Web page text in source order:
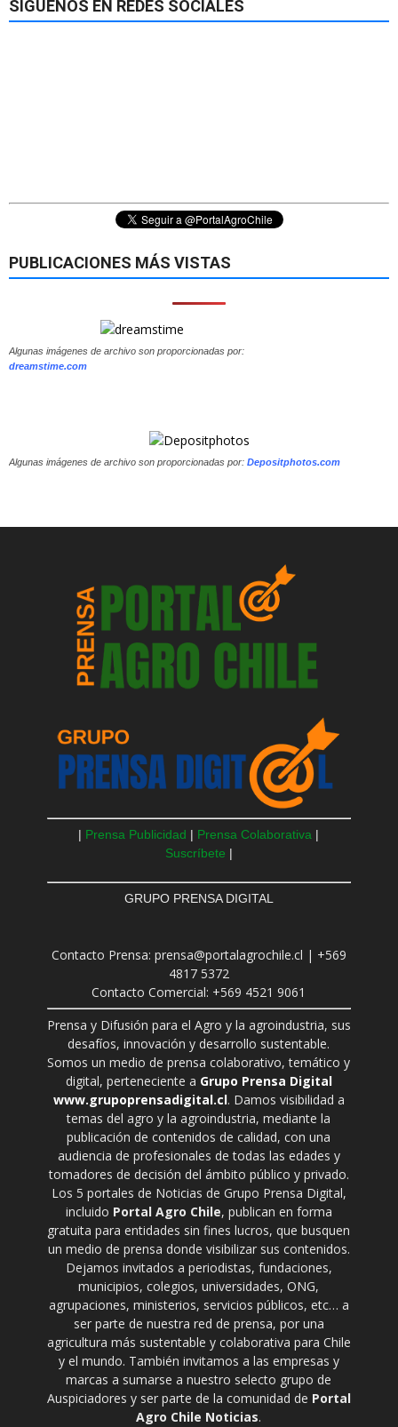
SÍGUENOS EN REDES SOCIALES
PUBLICACIONES MÁS VISTAS
Algunas imágenes de archivo son proporcionadas por:
dreamstime.com
Algunas imágenes de archivo son proporcionadas por: Depositphotos.com
| Prensa Publicidad | Prensa Colaborativa |
Suscríbete |
GRUPO PRENSA DIGITAL
Contacto Prensa: prensa@portalagrochile.cl | +569
4817 5372
Contacto Comercial: +569 4521 9061
Prensa y Difusión para el Agro y la agroindustria, sus
desafíos, innovación y desarrollo sustentable.
Somos un medio de prensa colaborativo, temático y
digital, perteneciente a Grupo Prensa Digital
www.grupoprensadigital.cl. Damos visibilidad a
temas del agro y la agroindustria, mediante la
publicación de contenidos de calidad, con una
audiencia de profesionales de todas las edades y
tomadores de decisión del ámbito público y privado.
Los 5 portales de Noticias de Grupo Prensa Digital,
incluido Portal Agro Chile, publican en forma
gratuita para entidades sin fines lucros, que busquen
un medio de prensa donde visibilizar sus contenidos.
Dejamos invitados a periodistas, fundaciones,
municipios, colegios, universidades, ONG,
agrupaciones, ministerios, servicios públicos, etc… a
ser parte de nuestra red de prensa, por una
agricultura más sustentable y colaborativa para Chile
y el mundo. También invitamos a las empresas y
marcas a sumarse a nuestro selecto grupo de
Auspiciadores y ser parte de la comunidad de Portal
Agro Chile Noticias.